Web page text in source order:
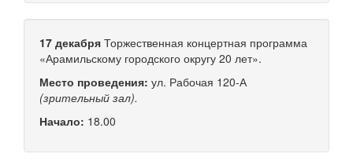
17 декабря Торжественная концертная программа
«Арамильскому городского округу 20 лет».
Место проведения: ул. Рабочая 120-А
(зрительный зал).
Начало: 18.00